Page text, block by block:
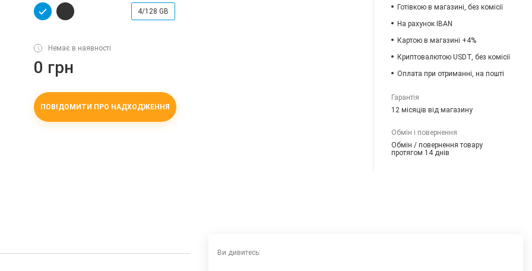
4/128 GB
Немає в наявності
0 грн
ПОВІДОМИТИ ПРО НАДХОДЖЕННЯ
Готівкою в магазині, без комісії
На рахунок IBAN
Картою в магазині +4%
Криптовалютою USDT, без комісії
Оплата при отриманні, на пошті
Гарантія
12 місяців від магазину
Обмін і повернення
Обмін / повернення товару
протягом 14 днів
Ви дивитесь: